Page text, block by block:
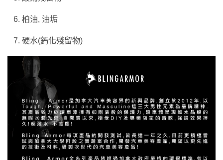
6. 柏油, 油垢
7. 硬水(鈣化殘留物)